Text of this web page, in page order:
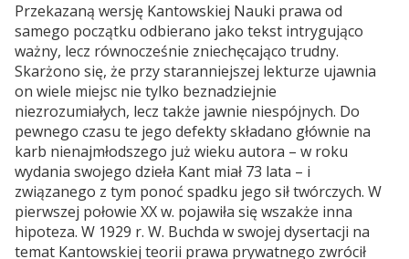
Przekazaną wersję Kantowskiej Nauki prawa od
samego początku odbierano jako tekst intrygująco
ważny, lecz równocześnie zniechęcająco trudny.
Skarżono się, że przy staranniejszej lekturze ujawnia
on wiele miejsc nie tylko beznadziejnie
niezrozumiałych, lecz także jawnie niespójnych. Do
pewnego czasu te jego defekty składano głównie na
karb nienajmłodszego już wieku autora – w roku
wydania swojego dzieła Kant miał 73 lata – i
związanego z tym ponoć spadku jego sił twórczych. W
pierwszej połowie XX w. pojawiła się wszakże inna
hipoteza. W 1929 r. W. Buchda w swojej dysertacji na
temat Kantowskiej teorii prawa prywatnego zwrócił